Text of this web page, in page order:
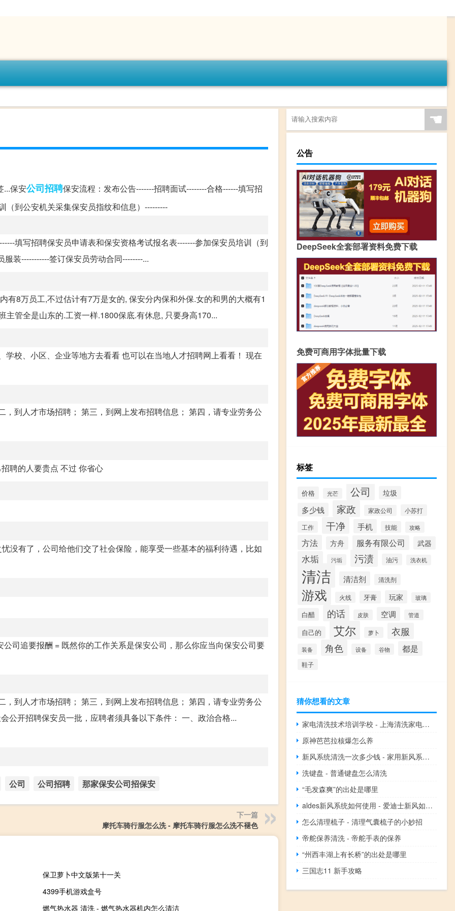
...保安公司招聘保安流程：发布公告-------招聘面试--------合格------填写招
（到公安机关采集保安员指纹和信息）---------
填写招聘保安员申请表和保安资格考试报名表-------参加保安员培训（到
装-----------签订保安员劳动合同--------...
有8万员工,不过估计有7万是女的, 保安分内保和外保.女的和男的大概有1
管全是山东的.工资一样.1800保底.有休息, 只要身高170...
校、小区、企业等地方去看看 也可以在当地人才招聘网上看看！ 现在
到人才市场招聘； 第三，到网上发布招聘信息； 第四，请专业劳务公
聘的人要贵点 不过 你省心
没有了，公司给他们交了社会保险，能享受一些基本的福利待遇，比如
司追要报酬 = 既然你的工作关系是保安公司，那么你应当向保安公司要
到人才市场招聘； 第三，到网上发布招聘信息； 第四，请专业劳务公
公开招聘保安员一批，应聘者须具备以下条件： 一、政治合格...
公司 公司招聘 那家保安公司招保安
下一篇
摩托车骑行服怎么洗 - 摩托车骑行服怎么洗不褪色
保卫萝卜中文版第十一关
4399手机游戏盒号
燃气热水器 清洗 - 燃气热水器机内怎么清洁
☚
公告
DeepSeek全套部署资料免费下载
免费可商用字体批量下载
标签
价格 光芒 公司 垃圾
多少钱 家政 家政公司
小苏打
工作
干净 手机 技能 攻略
方法 方舟 服务有限公司 武器
水垢 污垢 污渍 油污 洗衣机
清洁 清洁剂 清洗剂
游戏 火线 牙膏 玩家 玻璃
白醋 的话 皮肤 空调 管道
自己的 艾尔 萝卜 衣服
装备 角色 设备 谷物 都是
鞋子
猜你想看的文章
家电清洗技术培训学校 - 上海清洗家电培训哪家好
原神芭芭拉核爆怎么养
新风系统清洗一次多少钱 - 家用新风系统清洗一次多少钱吗
洗键盘 - 普通键盘怎么清洗
“毛发森爽”的出处是哪里
aldes新风系统如何使用 - 爱迪士新风如何使用
怎么清理梳子 - 清理气囊梳子的小妙招
帝舵保养清洗 - 帝舵手表的保养
“州西丰湖上有长桥”的出处是哪里
三国志11 新手攻略